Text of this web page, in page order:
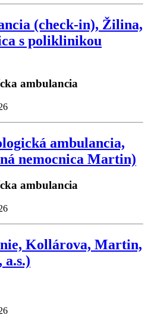
(check-in), Žilina,
s poliklinikou
ambulancia
ambulancia,
nemocnica Martin)
ambulancia
Kollárova, Martin,